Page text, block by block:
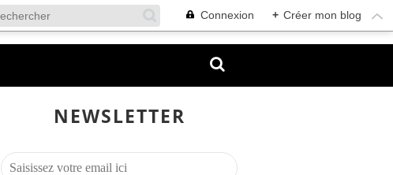
Connexion + Créer mon blog
NEWSLETTER